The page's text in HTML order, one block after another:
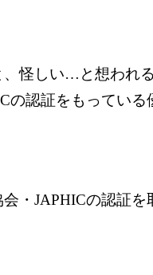
、怪しい…と想われ
の認証をもっている
・JAPHICの認証